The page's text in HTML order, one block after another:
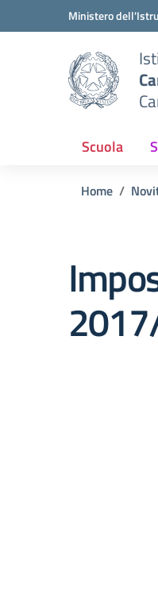
Vai ai contenuti
Vai al menu di navigazione
Ministero
Scuola
Home